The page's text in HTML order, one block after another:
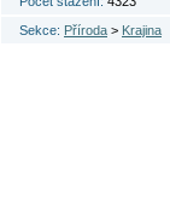
Sekce: Příroda > Krajina